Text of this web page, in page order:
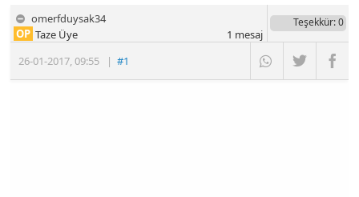
omerfduysak34
26-01-2017,09:55 |#1
OP Taze Üye
Teşekkür: 0
1 mesaj